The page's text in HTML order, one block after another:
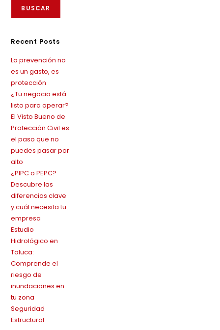
BUSCAR
Recent Posts
La prevención no
es un gasto, es
protección
¿Tu negocio está
listo para operar?
El Visto Bueno de
Protección Civil es
el paso que no
puedes pasar por
alto
¿PIPC o PEPC?
Descubre las
diferencias clave
y cuál necesita tu
empresa
Estudio
Hidrológico en
Toluca:
Comprende el
riesgo de
inundaciones en
tu zona
Seguridad
Estructural